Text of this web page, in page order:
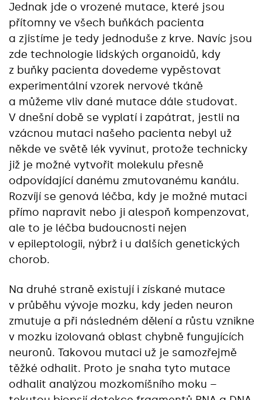
Jednak jde o vrozené mutace, které jsou
přítomny ve všech buňkách pacienta
a zjistíme je tedy jednoduše z krve. Navíc jsou
zde technologie lidských organoidů, kdy
z buňky pacienta dovedeme vypěstovat
experimentální vzorek nervové tkáně
a můžeme vliv dané mutace dále studovat.
V dnešní době se vyplatí i zapátrat, jestli na
vzácnou mutaci našeho pacienta nebyl už
někde ve světě lék vyvinut, protože technicky
již je možné vytvořit molekulu přesně
odpovídající danému zmutovanému kanálu.
Rozvíjí se genová léčba, kdy je možné mutaci
přímo napravit nebo ji alespoň kompenzovat,
ale to je léčba budoucnosti nejen
v epileptologii, nýbrž i u dalších genetických
chorob.
Na druhé straně existují i získané mutace
v průběhu vývoje mozku, kdy jeden neuron
zmutuje a při následném dělení a růstu vznikne
v mozku izolovaná oblast chybně fungujících
neuronů. Takovou mutaci už je samozřejmě
těžké odhalit. Proto je snaha tyto mutace
odhalit analýzou mozkomíšního moku –